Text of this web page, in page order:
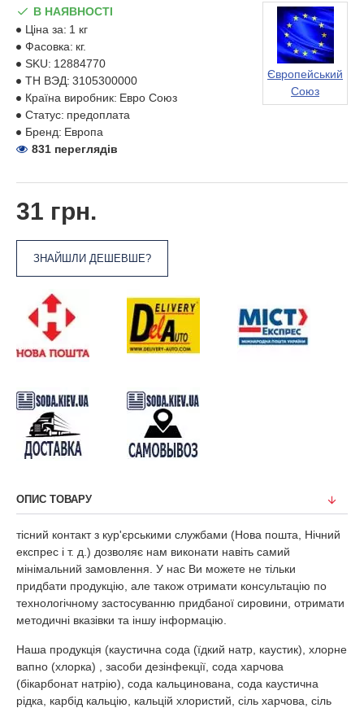
31 грн.
ЗНАЙШЛИ ДЕШЕВШЕ?
В НАЯВНОСТІ
Ціна за: 1 кг
Фасовка: кг.
SKU: 12884770
ТН ВЭД: 3105300000
Країна виробник: Евро Союз
Статус: предоплата
Бренд: Европа
Європейський
Союз
831 переглядів
ОПИС ТОВАРУ
тісний контакт з кур'єрськими службами (Нова пошта, Нічний
експрес і т. д.) дозволяє нам виконати навіть самий
мінімальний замовлення. У нас Ви можете не тільки
придбати продукцію, але також отримати консультацію по
технологічному застосуванню придбаної сировини, отримати
методичні вказівки та іншу інформацію.
Наша продукція (каустична сода (їдкий натр, каустик), хлорне
вапно (хлорка) , засоби дезінфекції, сода харчова
(бікарбонат натрію), сода кальцинована, сода каустична
рідка, карбід кальцію, кальцій хлористий, сіль харчова, сіль